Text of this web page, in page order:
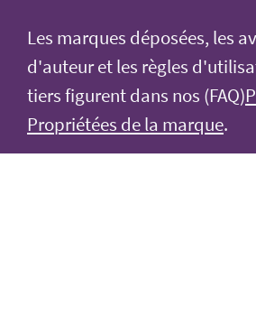
Les marques déposées, les
d'auteur et les règles
tiers figurent dans nos (FAQ)
Propriétées de la marque.